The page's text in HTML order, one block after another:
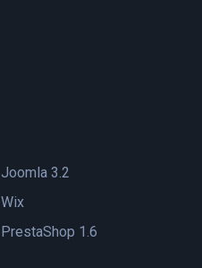
Joomla 3.2
Wix
PrestaShop 1.6